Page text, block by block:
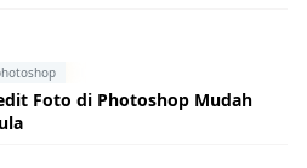
Foto di Photoshop Mudah